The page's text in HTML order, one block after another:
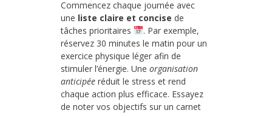
Commencez chaque journée avec
une liste claire et concise de
tâches prioritaires
. Par exemple,
réservez 30 minutes le matin pour un
exercice physique léger afin de
stimuler l’énergie. Une organisation
anticipée réduit le stress et rend
chaque action plus efficace. Essayez
de noter vos objectifs sur un carnet